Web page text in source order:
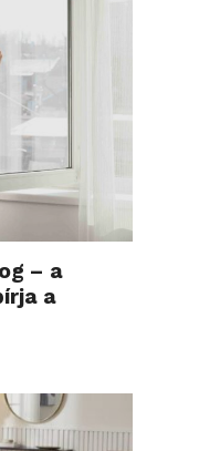
– a
a